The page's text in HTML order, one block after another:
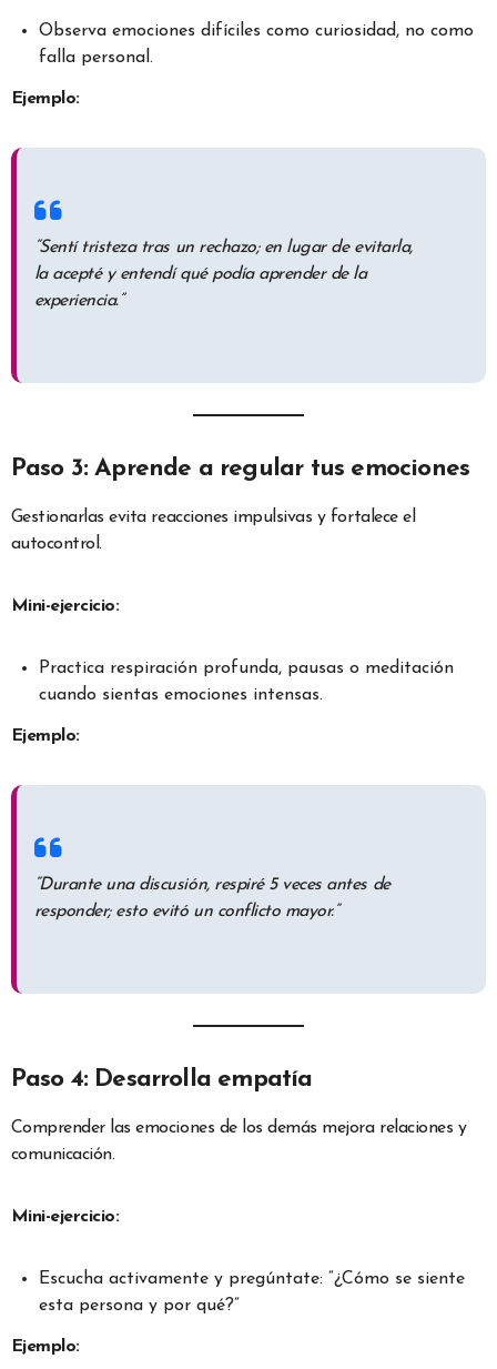
Observa emociones difíciles como curiosidad, no como
falla personal.
Ejemplo:
“Sentí tristeza tras un rechazo; en lugar de evitarla,
la acepté y entendí qué podía aprender de la
experiencia.”
Paso 3: Aprende a regular tus emociones
Gestionarlas evita reacciones impulsivas y fortalece el
autocontrol.
Mini-ejercicio:
Practica respiración profunda, pausas o meditación
cuando sientas emociones intensas.
Ejemplo:
“Durante una discusión, respiré 5 veces antes de
responder; esto evitó un conflicto mayor.”
Paso 4: Desarrolla empatía
Comprender las emociones de los demás mejora relaciones y
comunicación.
Mini-ejercicio:
Escucha activamente y pregúntate: “¿Cómo se siente
esta persona y por qué?”
Ejemplo: